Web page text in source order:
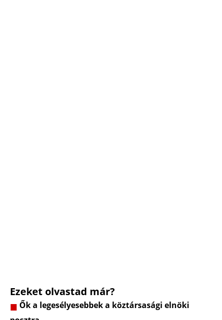
Ezeket olvastad már?
Ők a legesélyesebbek a köztársasági elnöki